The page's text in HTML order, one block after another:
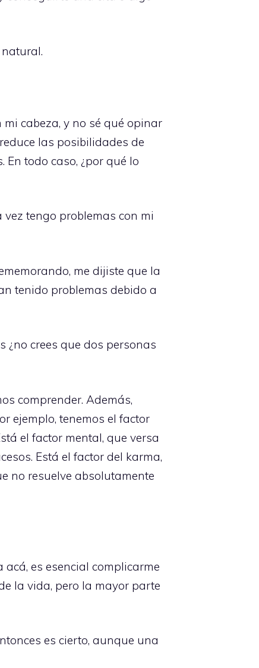
cabeza, y no sé qué opinar
las posibilidades de
todo caso, ¿por qué lo
tengo problemas con mi
me dijiste que la
tenido problemas debido a
¿no crees que dos personas
comprender. Además,
ejemplo, tenemos el factor
el factor mental, que versa
Está el factor del karma,
no resuelve absolutamente
es esencial complicarme
la vida, pero la mayor parte
es cierto, aunque una